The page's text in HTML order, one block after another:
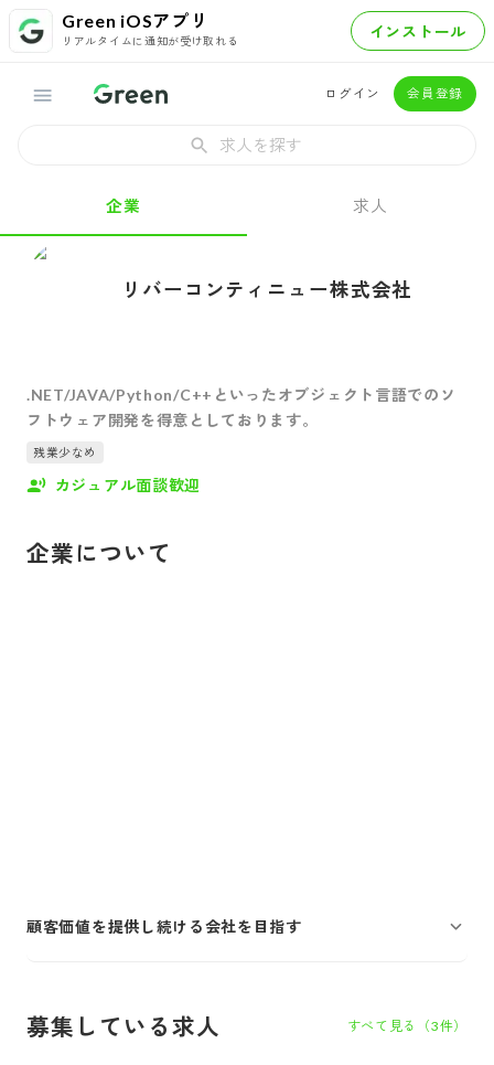
Green iOSアプリ
リアルタイムに通知が受け取れる インストール
ログイン 会員登録
求人を探す
企業 求人
リバーコンティニュー株式会社
.NET/JAVA/Python/C++といったオブジェクト言語でのソ
フトウェア開発を得意としております。
残業少なめ
カジュアル面談歓迎
企業について
顧客価値を提供し続ける会社を目指す
募集している求人 すべて見る（3件）